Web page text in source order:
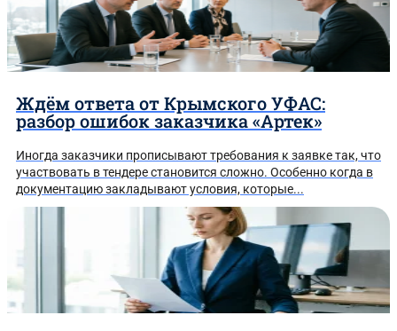
Ждём ответа от Крымского УФАС:
разбор ошибок заказчика «Артек»
Иногда заказчики прописывают требования к заявке так, что
участвовать в тендере становится сложно. Особенно когда в
документацию закладывают условия, которые...
Таблицу штрафов по КоАП